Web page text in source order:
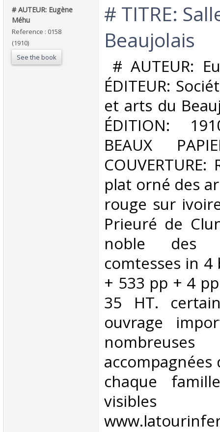
‎# AUTEUR: Eugène
Méhu‎
Reference : 0158
(1910)
See the book
‎# TITRE:
Beaujolais‎
# AUTEUR:
ÉDITEUR:
et arts du
ÉDITION:
BEAUX
plat orné des
rouge sur
Prieuré de
noble des
comtesses in 4
+ 533 pp + 4
35 HT.
ouvrage
accompagnées
chaque